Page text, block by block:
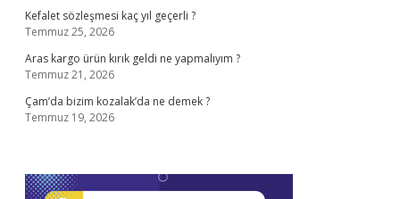
Kefalet sözleşmesi kaç yıl geçerli ?
Temmuz 25, 2026
Aras kargo ürün kırık geldi ne yapmalıyım ?
Temmuz 21, 2026
Çam’da bizim kozalak’da ne demek ?
Temmuz 19, 2026